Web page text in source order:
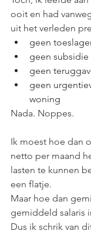
ooit en had
uit het verleden
geen
geen subsidie
geen
geen
woning
Nada. Noppes.
Ik moest hoe dan
netto per maand
lasten te kunnen
een flatje.
Maar hoe dan
gemiddeld salaris
Dus ik schrik van